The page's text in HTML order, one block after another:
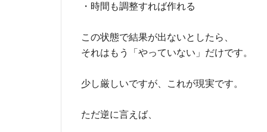
・時間も調整すれば作れる
この状態で結果が出ないとしたら、
それはもう「やっていない」だけです。
少し厳しいですが、これが現実です。
ただ逆に言えば、